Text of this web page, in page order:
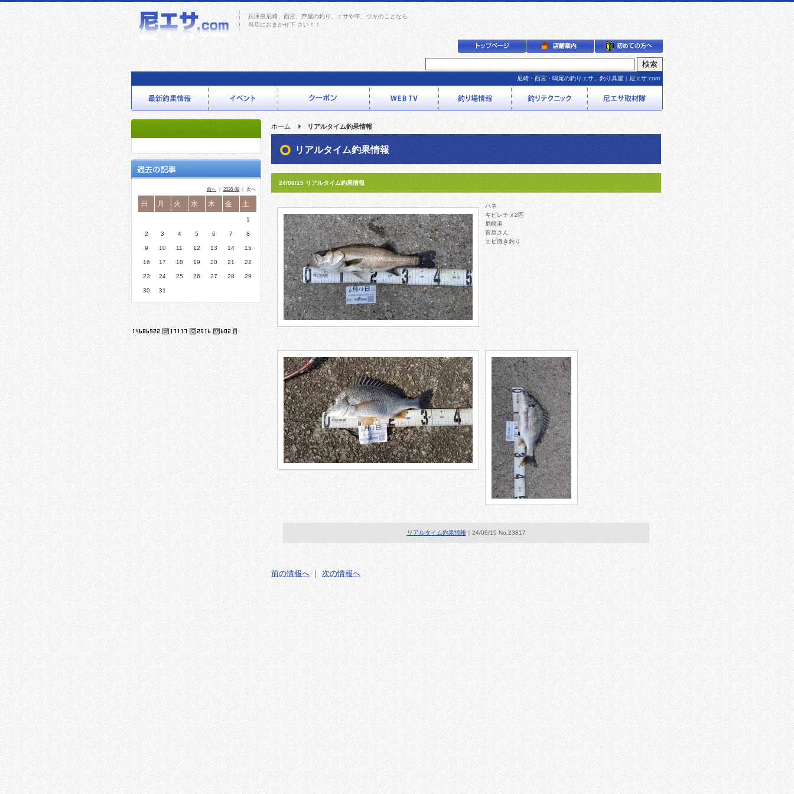
兵庫県尼崎、西宮、芦屋の釣り、エサや竿、ウキのことなら
当店におまかせ下 さい！！
尼崎・西宮・鳴尾の釣りエサ、釣り具屋｜尼エサ.com
前へ 2026-08 ｜ 次へ
日 月 火 水 木 金 土
1
2 3 4 5 6 7 8
9 10 11 12 13 14 15
16 17 18 19 20 21 22
23 24 25 26 27 28 29
30 31
ホーム リアルタイム釣果情報
リアルタイム釣果情報
24/06/15 リアルタイム釣果情報
ハネ
キビレチヌ2匹
尼崎港
菅原さん
エビ撒き釣り
リアルタイム釣果情報 ｜24/06/15 No.23817
前の情報へ ｜ 次の情報へ